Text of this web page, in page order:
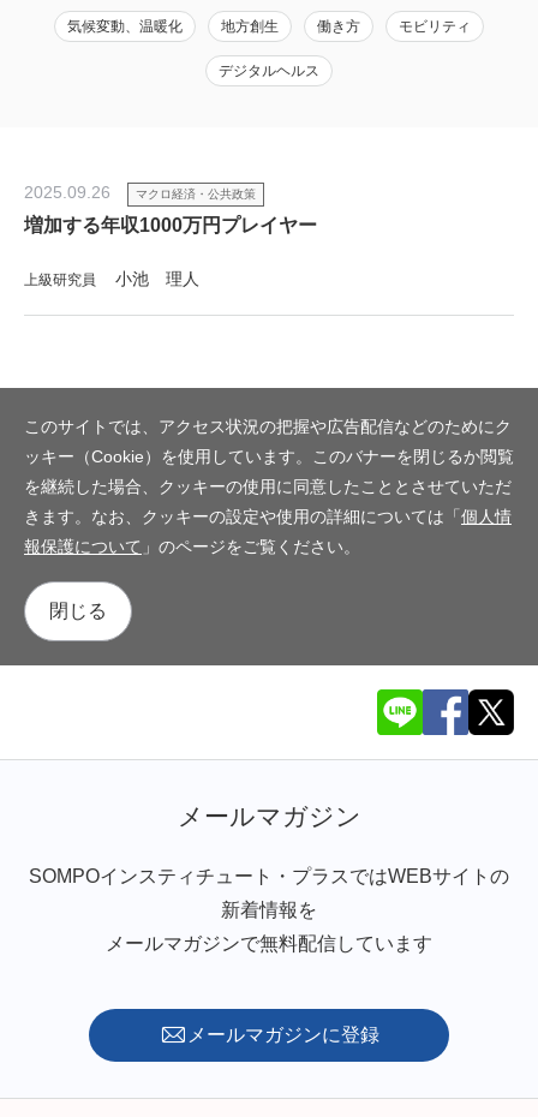
気候変動、温暖化 地方創生 働き方 モビリティ
デジタルヘルス
2025.09.26 マクロ経済・公共政策
増加する年収1000万円プレイヤー
上級研究員 小池 理人
このサイトでは、アクセス状況の把握や広告配信などのためにク
ッキー（Cookie）を使用しています。このバナーを閉じるか閲覧
を継続した場合、クッキーの使用に同意したこととさせていただ
きます。なお、クッキーの設定や使用の詳細については「個人情
報保護について 」のページをご覧ください。
閉じる
メールマガジン
SOMPOインスティチュート・プラスではWEBサイトの
新着情報を
メールマガジンで無料配信しています
メールマガジンに登録